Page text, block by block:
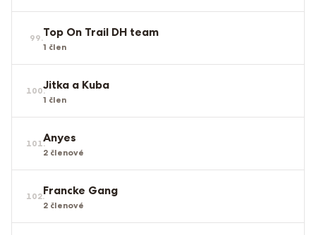
99.Top On Trail DH team
1 člen
100.Jitka a Kuba
1 člen
101.Anyes
2 členové
102.Francke Gang
2 členové